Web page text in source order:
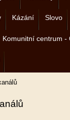
Kázání Slovo
Komunitní centrum -